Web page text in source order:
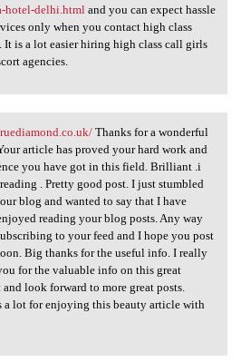
hotel-delhi.html and you can expect hassle
only when you contact high class
It is a lot easier hiring high class call girls
agencies.
Thanks for a wonderful
article has proved your hard work and
you have got in this field. Brilliant .i
. Pretty good post. I just stumbled
blog and wanted to say that I have
reading your blog posts. Any way
to your feed and I hope you post
Big thanks for the useful info. I really
for the valuable info on this great
and look forward to more great posts.
a lot for enjoying this beauty article with